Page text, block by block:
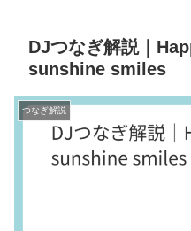
DJつなぎ解説｜
sunshine smiles
つなぎ解説